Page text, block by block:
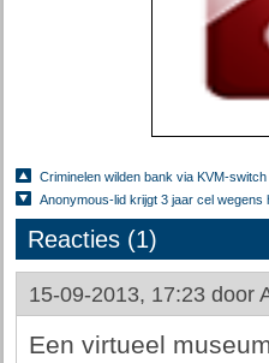
Criminelen wilden bank via KVM-
Anonymous-lid krijgt 3 jaar cel wegens
Reacties (1)
15-09-2013, 17:23 door
Een virtueel